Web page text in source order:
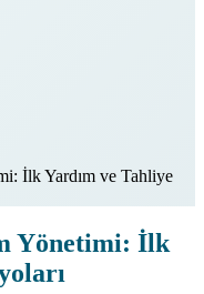
İlk Yardım ve Tahliye
Yönetimi: İlk